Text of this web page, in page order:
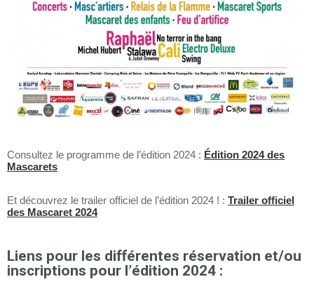
Consultez le programme de l’édition 2024 : Édition 2024 des
Mascarets
Et découvrez le trailer officiel de l’édition 2024 ! : Trailer officiel
des Mascaret 2024
Liens pour les différentes réservation et/ou
inscriptions pour l’édition 2024 :